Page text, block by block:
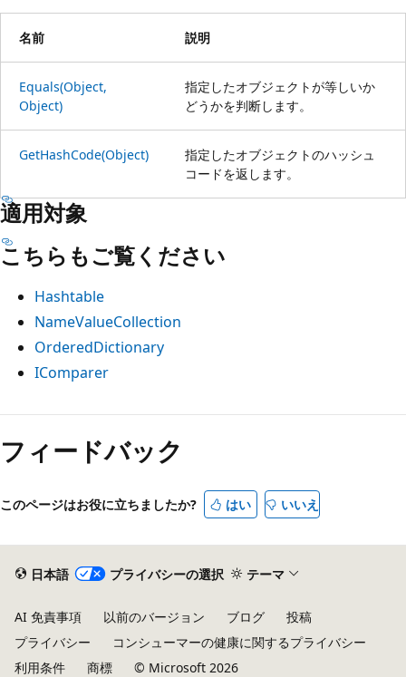
名前 説明
Equals(Object,
Object)
指定したオブジェクトが等しいか
どうかを判断します。
GetHashCode(Object)
指定したオブジェクトのハッシュ
コードを返します。
適用対象
こちらもご覧ください
Hashtable
NameValueCollection
OrderedDictionary
IComparer
読
取
モ
フィードバック
このページはお役に立ちましたか? はい いいえ
日本語 プライバシーの選択 テーマ
AI 免責事項 以前のバージョン ブログ
投稿
プライバシー
コンシューマーの健康に関するプライバシー
利用条件
商標 © Microsoft 2026